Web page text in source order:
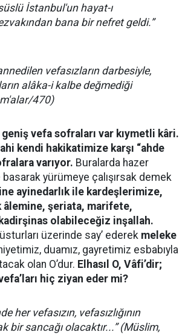
İstanbul'un hayat-ı
bana bir nefret geldi.”
vefasızların darbesiyle,
alâka-i kalbe değmediği
470)
vefa sofraları var kıymetli kâri.
kendi hakikatimize karşı “ahde
varıyor. Buralarda hazer
yürümeye çalışırsak demek
ayinedarlık ile kardeşlerimize,
âlemine, şeriata, marifete,
olabileceğiz inşallah.
üzerinde say’ ederek meleke
duamız, gayretimiz esbabıyla
olan O’dur. Elhasıl O, Vâfi’dir;
hiç ziyan eder mi?
her vefasızın, vefasızlığının
bir sancağı olacaktır...” (Müslim,